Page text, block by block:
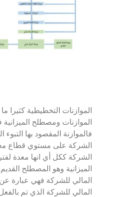
الموازنات التخطيطية كثيرا
الموازنات ومصطلح الميزانية
فالموازنة المقصود بها التبوء
الشركة على مستوي قطاع
الشركة ككل أي انها معدة
الميزانية وهو المصطلح
المالي للشركة فهي عبارة عن
المالي للشركة الذي تم